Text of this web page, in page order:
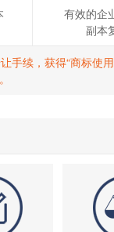
有效的企
副本
手续，获得“商标使